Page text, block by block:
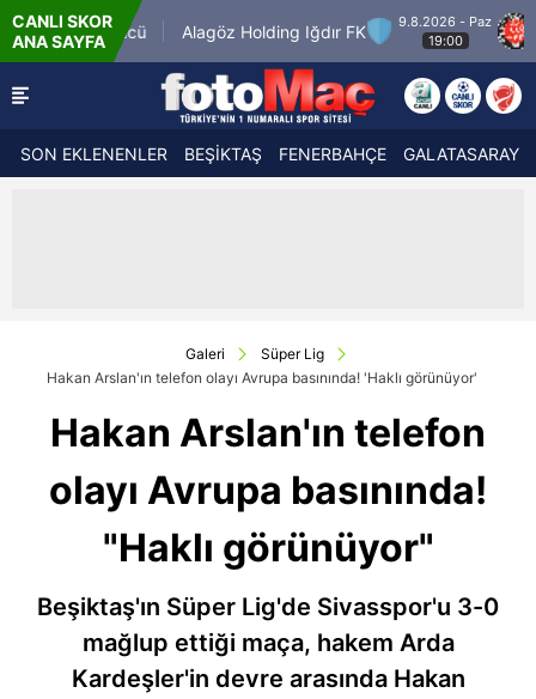
CANLI SKOR
ANA SAYFA
Alagöz Holding Iğdır FK
9.8.2026 - Paz
19:00
SON EKLENENLER BEŞİKTAŞ FENERBAHÇE GALATASARAY
Galeri
Süper Lig
Hakan Arslan'ın telefon olayı Avrupa basınında! 'Haklı görünüyor'
Hakan Arslan'ın telefon
olayı Avrupa basınında!
"Haklı görünüyor"
Beşiktaş'ın Süper Lig'de Sivasspor'u 3-0
mağlup ettiği maça, hakem Arda
Kardeşler'in devre arasında Hakan